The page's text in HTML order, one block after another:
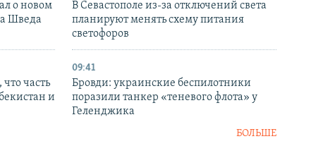
о новом
Шведа
В Севастополе из-за отключений света
планируют менять схему питания
светофоров
часть
и
09:41
Бровди: украинские беспилотники
поразили танкер «теневого флота» у
Геленджика
БОЛЬШЕ